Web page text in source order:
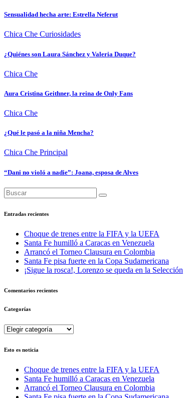
Sensualidad hecha arte: Estrella Neferut
Chica Che Curiosidades
¿Quiénes son Laura Sánchez y Valeria Duque?
Chica Che
Aura Cristina Geithner, la reina de Only Fans
Chica Che
¿Qué le pasó a la niña Mencha?
Chica Che Principal
“Dani no violó a nadie”: Joana, esposa de Alves
Entradas recientes
Choque de trenes entre la FIFA y la UEFA
Santa Fe humilló a Caracas en Venezuela
Arrancó el Torneo Clausura en Colombia
Santa Fe pisa fuerte en la Copa Sudamericana
¡Sigue la rosca!, Lorenzo se queda en la Selección
Comentarios recientes
Categorías
Categorías
Esto es noticia
Choque de trenes entre la FIFA y la UEFA
Santa Fe humilló a Caracas en Venezuela
Arrancó el Torneo Clausura en Colombia